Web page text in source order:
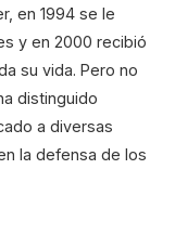
en 1994 se le
y en 2000 recibió
su vida. Pero no
distinguido
a diversas
la defensa de los